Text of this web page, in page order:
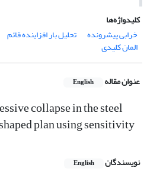
کلیدواژه‌ها
خرابی پیشرونده
تحلیل بار افزاینده قائم
المان کلیدی
عنوان مقاله English
collapse in the steel
plan using sensitivity
نویسندگان English